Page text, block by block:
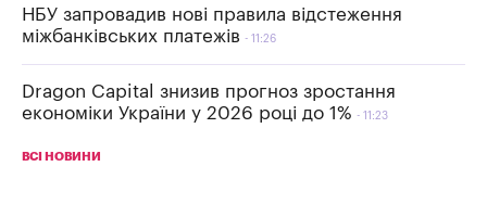
НБУ запровадив нові правила відстеження
міжбанківських платежів
11:26
Dragon Capital знизив прогноз зростання
економіки України у 2026 році до 1%
11:23
ВСІ НОВИНИ